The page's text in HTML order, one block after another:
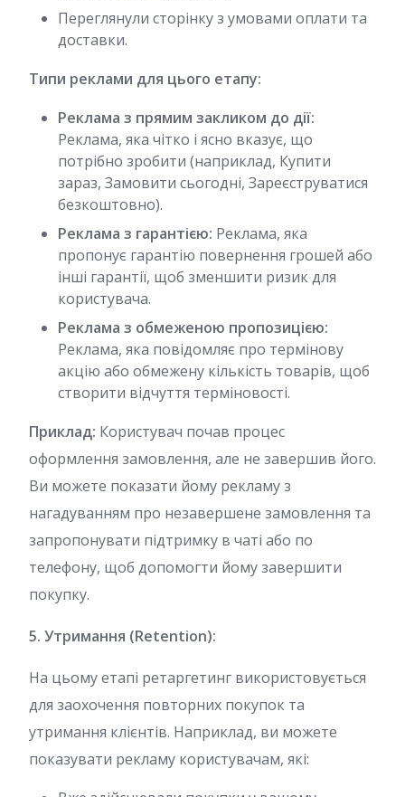
Переглянули сторінку з умовами оплати та
доставки.
Типи реклами для цього етапу:
Реклама з прямим закликом до дії:
Реклама, яка чітко і ясно вказує, що
потрібно зробити (наприклад, Купити
зараз, Замовити сьогодні, Зареєструватися
безкоштовно).
Реклама з гарантією: Реклама, яка
пропонує гарантію повернення грошей або
інші гарантії, щоб зменшити ризик для
користувача.
Реклама з обмеженою пропозицією:
Реклама, яка повідомляє про термінову
акцію або обмежену кількість товарів, щоб
створити відчуття терміновості.
Приклад: Користувач почав процес
оформлення замовлення, але не завершив його.
Ви можете показати йому рекламу з
нагадуванням про незавершене замовлення та
запропонувати підтримку в чаті або по
телефону, щоб допомогти йому завершити
покупку.
5. Утримання (Retention):
На цьому етапі ретаргетинг використовується
для заохочення повторних покупок та
утримання клієнтів. Наприклад, ви можете
показувати рекламу користувачам, які: